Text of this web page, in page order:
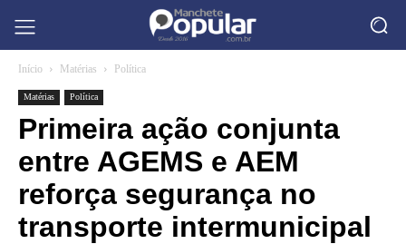
Início Matérias Política
Matérias Política
Primeira ação conjunta
entre AGEMS e AEM
reforça segurança no
transporte intermunicipal